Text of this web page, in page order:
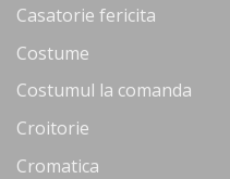
Casatorie fericita
Costume
Costumul la comanda
Croitorie
Cromatica